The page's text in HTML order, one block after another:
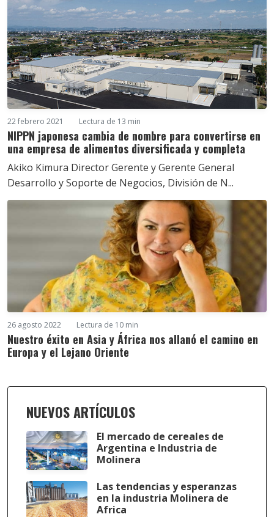
22 febrero 2021 Lectura de 13 min
NIPPN japonesa cambia de nombre para convertirse en
una empresa de alimentos diversificada y completa
Akiko Kimura Director Gerente y Gerente General
Desarrollo y Soporte de Negocios, División de N...
26 agosto 2022 Lectura de 10 min
Nuestro éxito en Asia y África nos allanó el camino en
Europa y el Lejano Oriente
NUEVOS ARTÍCULOS
El mercado de cereales de
Argentina e Industria de
Molinera
Las tendencias y esperanzas
en la industria Molinera de
Africa